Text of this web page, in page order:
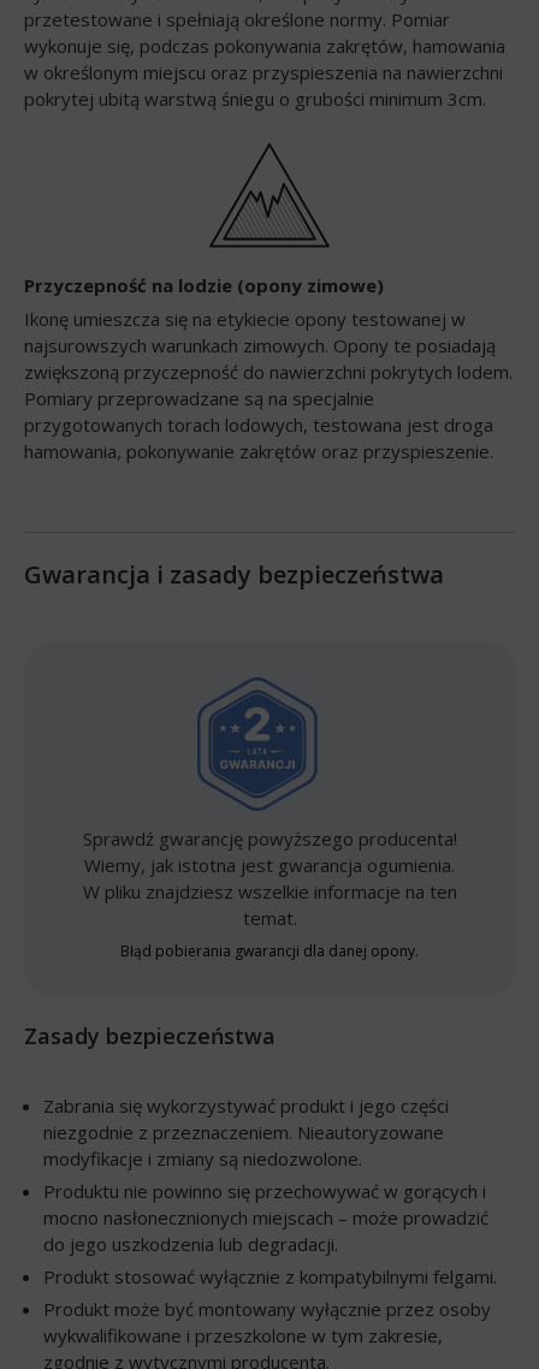
przetestowane i spełniają określone normy. Pomiar
wykonuje się, podczas pokonywania zakrętów, hamowania
w określonym miejscu oraz przyspieszenia na nawierzchni
pokrytej ubitą warstwą śniegu o grubości minimum 3cm.
Przyczepność na lodzie (opony zimowe)
Ikonę umieszcza się na etykiecie opony testowanej w
najsurowszych warunkach zimowych. Opony te posiadają
zwiększoną przyczepność do nawierzchni pokrytych lodem.
Pomiary przeprowadzane są na specjalnie
przygotowanych torach lodowych, testowana jest droga
hamowania, pokonywanie zakrętów oraz przyspieszenie.
Gwarancja i zasady bezpieczeństwa
Sprawdź gwarancję powyższego producenta!
Wiemy, jak istotna jest gwarancja ogumienia.
W pliku znajdziesz wszelkie informacje na ten
temat.
Błąd pobierania gwarancji dla danej opony.
Zasady bezpieczeństwa
Zabrania się wykorzystywać produkt i jego części
niezgodnie z przeznaczeniem. Nieautoryzowane
modyfikacje i zmiany są niedozwolone.
Produktu nie powinno się przechowywać w gorących i
mocno nasłonecznionych miejscach – może prowadzić
do jego uszkodzenia lub degradacji.
Produkt stosować wyłącznie z kompatybilnymi felgami.
Produkt może być montowany wyłącznie przez osoby
wykwalifikowane i przeszkolone w tym zakresie,
zgodnie z wytycznymi producenta.